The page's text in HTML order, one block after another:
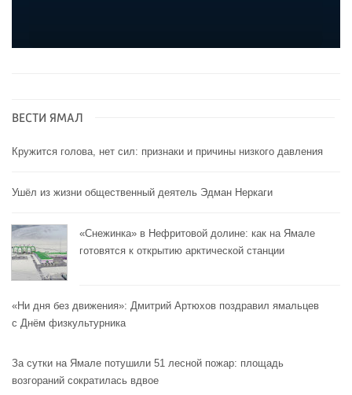
ВЕСТИ ЯМАЛ
Кружится голова, нет сил: признаки и причины низкого давления
Ушёл из жизни общественный деятель Эдман Неркаги
«Снежинка» в Нефритовой долине: как на Ямале
готовятся к открытию арктической станции
«Ни дня без движения»: Дмитрий Артюхов поздравил ямальцев
с Днём физкультурника
За сутки на Ямале потушили 51 лесной пожар: площадь
возгораний сократилась вдвое